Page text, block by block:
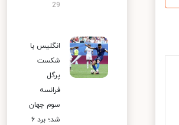
29
انگلیس با
شکست
پرگل
فرانسه
سوم جهان
شد؛ برد ۶